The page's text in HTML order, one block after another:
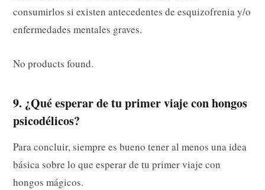
consumirlos si existen antecedentes de esquizofrenia y/o
enfermedades mentales graves.
No products found.
9. ¿Qué esperar de tu primer viaje con hongos
psicodélicos?
Para concluir, siempre es bueno tener al menos una idea
básica sobre lo que esperar de tu primer viaje con
hongos mágicos.